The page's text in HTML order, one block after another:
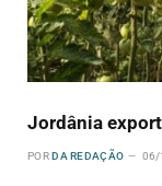
Jordânia
POR DA REDAÇÃO 06/